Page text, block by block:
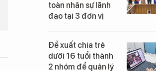
toàn nhân sự lãnh
đạo tại 3 đơn vị
Đề xuất chia trẻ
dưới 16 tuổi thành
2 nhóm để quản lý